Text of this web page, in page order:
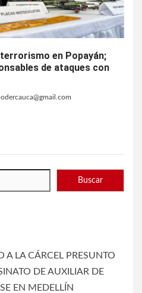
en Popayán;
de ataques con
Buscar
LA CÁRCEL PRESUNTO
DE AUXILIAR DE
EN MEDELLÍN